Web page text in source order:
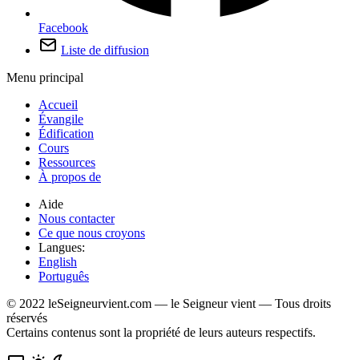
Facebook
Liste de diffusion
Menu principal
Accueil
Évangile
Édification
Cours
Ressources
À propos de
Aide
Nous contacter
Ce que nous croyons
Langues:
English
Português
© 2022 leSeigneurvient.com — le Seigneur vient — Tous droits
réservés
Certains contenus sont la propriété de leurs auteurs respectifs.